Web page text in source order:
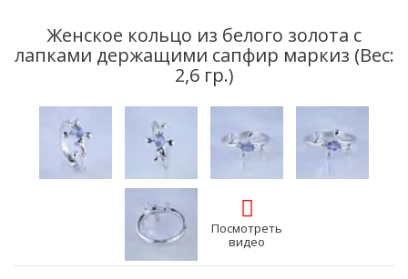
Женское кольцо из белого золота с
лапками держащими сапфир маркиз (Вес:
2,6 гр.)
Посмотреть
видео